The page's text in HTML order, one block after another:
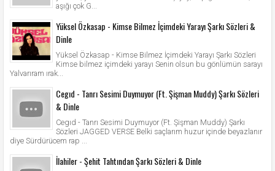
aşığı çok G...
Yüksel Özkasap - Kimse Bilmez İçimdeki Yarayı Şarkı Sözleri &
Dinle
Yüksel Özkasap - Kimse Bilmez İçimdeki Yarayı Şarkı Sözleri
Kimse bilmez içimdeki yarayı Senin olsun bu gönlümün sarayı
Yalvarıram ırak...
Cegıd - Tanrı Sesimi Duymuyor (Ft. Şişman Muddy) Şarkı Sözleri
& Dinle
Cegıd - Tanrı Sesimi Duymuyor (Ft. Şişman Muddy) Şarkı
Sözleri JAGGED VERSE Belki saçlarım huzur içinde beyazlanır
diye Sürdürücem rap ...
İlahiler - Şehit Tahtından Şarkı Sözleri & Dinle